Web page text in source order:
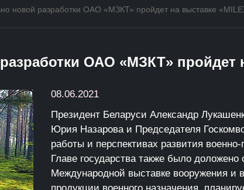
новой разработки ОАО «МЗКТ» пройдет на выставке
ОАО «МЗКТ» пройдет
08.06.2021
Президент Беларуси Александр
Юрия Назарова и Председателя
работы и перспективах развития
Главе государства также было
Международной выставке вооружения и